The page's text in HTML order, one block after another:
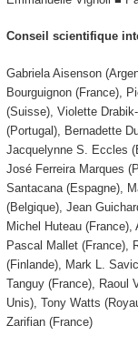
Conseil scientifique
Gabriela Aisenson
Bourguignon (France),
(Suisse), Violette
(Portugal), Bernadette
Jacquelynne S. Eccles
José Ferreira Marques
Santacana (Espagne),
(Belgique), Jean
Michel Huteau (France),
Pascal Mallet (France),
(Finlande), Mark L.
Tanguy (France), Raoul
Unis), Tony Watts
Zarifian (France)